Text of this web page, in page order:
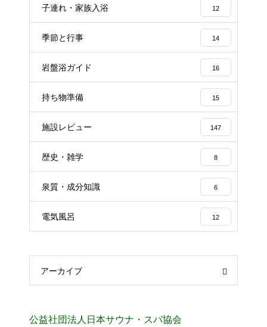
子連れ・家族入浴 12
季節と行事 14
岩盤浴ガイド 16
持ち物準備 15
施設レビュー 147
歴史・雑学 8
泉質・成分知識 6
電気風呂 12
アーカイブ
公益社団法人日本サウナ・スパ協会